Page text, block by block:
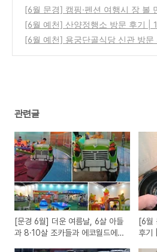
빗 수영장에서 아이들과 물놀이 제
박 2일
(1)
[6월 문경] 캠핑·펜션 여행시 장 볼
하나로마트 점촌농협본점
(0)
[6월 예천] 산양정행소 방문 후기 |
조장을 리모델링한 감성 베이커리
[6월 예천] 용궁단골식당 신관 방문
관련글
[문경 6월] 더운 여름날, 6살 아들
과 8·10살 조카들과 에코월드에
[6월
후기